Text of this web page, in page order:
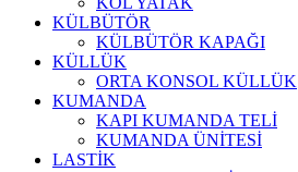
KÜLBÜTÖR
KÜLBÜTÖR KAPAĞI
KÜLLÜK
ORTA KONSOL KÜLLÜK
KUMANDA
KAPI KUMANDA TELİ
KUMANDA ÜNİTESİ
LASTİK